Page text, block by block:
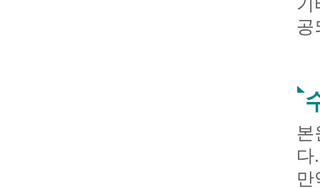
기
공
본
다.
만